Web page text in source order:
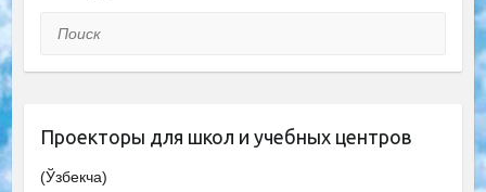
Поиск
Проекторы для школ и учебных центров
(Ўзбекча)